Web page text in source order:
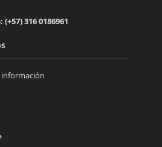
316 0186961
información